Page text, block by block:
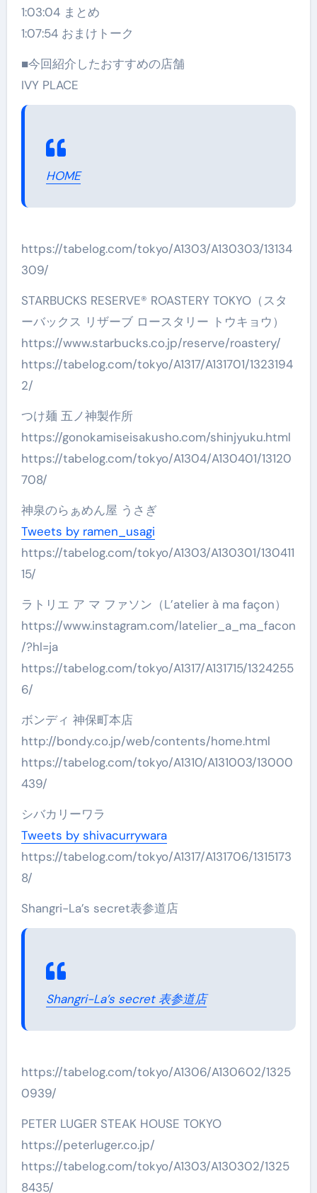
1:03:04 まとめ
1:07:54 おまけトーク
■今回紹介したおすすめの店舗
IVY PLACE
HOME
https://tabelog.com/tokyo/A1303/A130303/13134
309/
STARBUCKS RESERVE® ROASTERY TOKYO（スタ
ーバックス リザーブ ロースタリー トウキョウ）
https://www.starbucks.co.jp/reserve/roastery/
https://tabelog.com/tokyo/A1317/A131701/1323194
2/
つけ麺 五ノ神製作所
https://gonokamiseisakusho.com/shinjyuku.html
https://tabelog.com/tokyo/A1304/A130401/13120
708/
神泉のらぁめん屋 うさぎ
Tweets by ramen_usagi
https://tabelog.com/tokyo/A1303/A130301/130411
15/
ラトリエ ア マ ファソン（L’atelier à ma façon）
https://www.instagram.com/latelier_a_ma_facon
/?hl=ja
https://tabelog.com/tokyo/A1317/A131715/1324255
6/
ボンディ 神保町本店
http://bondy.co.jp/web/contents/home.html
https://tabelog.com/tokyo/A1310/A131003/13000
439/
シバカリーワラ
Tweets by shivacurrywara
https://tabelog.com/tokyo/A1317/A131706/1315173
8/
Shangri-La’s secret表参道店
Shangri-La’s secret 表参道店
https://tabelog.com/tokyo/A1306/A130602/1325
0939/
PETER LUGER STEAK HOUSE TOKYO
https://peterluger.co.jp/
https://tabelog.com/tokyo/A1303/A130302/1325
8435/